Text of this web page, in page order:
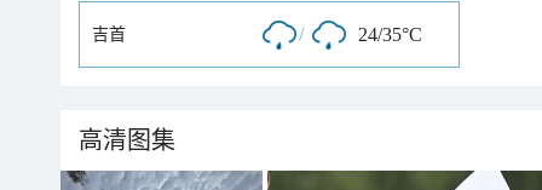
吉首 / 24/35°C
高清图集